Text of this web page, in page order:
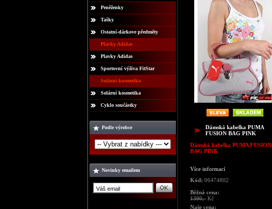
Peněženky
Tašky
Ostatní-dárkove předměty
Plavky Adidas
Plavky Adidas
Sportovní výživa FitStar
Solární kosmetika
Solární kosmetika
Cyklo součástky
Podle výrobce
Novinky emailem
Dámská kabelka PUMA
FUSION BAG PINK
Dámská kabelka PUMA FUSION
BAG PINK
Více informací
Kód: 06474802
Běžná cena:
1390,- Kč
Naše cena: